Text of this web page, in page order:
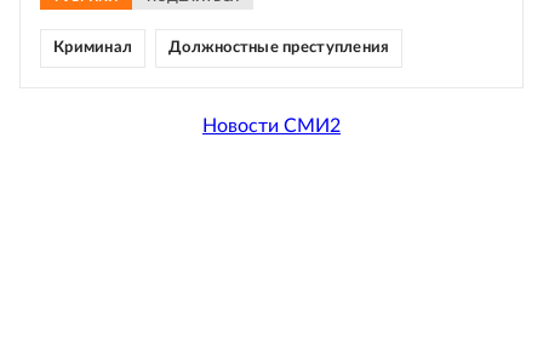
Криминал Должностные преступления
Новости СМИ2